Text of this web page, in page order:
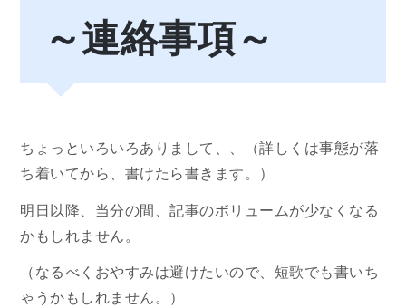
～連絡事項～
ちょっといろいろありまして、、（詳しくは事態が落
ち着いてから、書けたら書きます。）
明日以降、当分の間、記事のボリュームが少なくなる
かもしれません。
（なるべくおやすみは避けたいので、短歌でも書いち
ゃうかもしれません。）